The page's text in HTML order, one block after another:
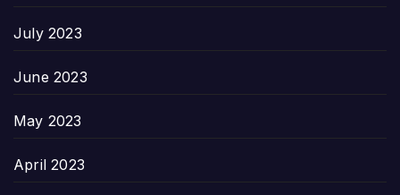
July 2023
June 2023
May 2023
April 2023